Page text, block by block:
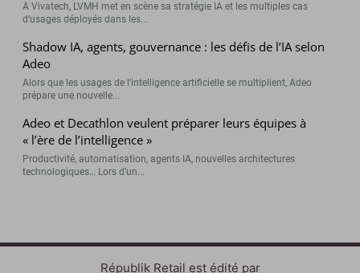
A Vivatech, LVMH met en scène sa stratégie IA et les multiples cas
d’usages déployés dans les...
Shadow IA, agents, gouvernance : les défis de l’IA selon
Adeo
Alors que les usages de l’intelligence artificielle se multiplient, Adeo
prépare une nouvelle...
Adeo et Decathlon veulent préparer leurs équipes à
« l’ère de l’intelligence »
Productivité, automatisation, agents IA, nouvelles architectures
technologiques… Lors d’un...
Républik Retail est édité par